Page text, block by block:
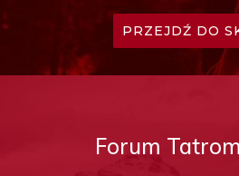
PRZEJDŹ DO
Forum